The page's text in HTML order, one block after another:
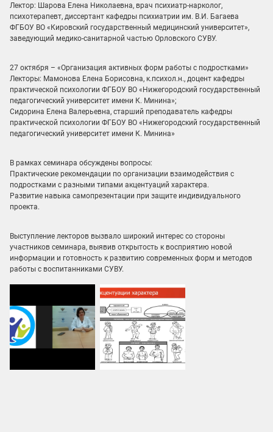
Лектор: Шарова Елена Николаевна, врач психиатр-нарколог,
психотерапевт, диссертант кафедры психиатрии им. В.И. Багаева
ФГБОУ ВО «Кировский государственный медицинский университет»,
заведующий медико-санитарной частью Орловского СУВУ.
27 октября – «Организация активных форм работы с подростками»
Лекторы: Мамонова Елена Борисовна, к.психол.н., доцент кафедры
практической психологии ФГБОУ ВО «Нижегородский государственный
педагогический университет имени К. Минина»;
Сидорина Елена Валерьевна, старший преподаватель кафедры
практической психологии ФГБОУ ВО «Нижегородский государственный
педагогический университет имени К. Минина»
В рамках семинара обсуждены вопросы:
Практические рекомендации по организации взаимодействия с
подростками с разными типами акцентуаций характера.
Развитие навыка самопрезентации при защите индивидуального
проекта.
Выступление лекторов вызвало широкий интерес со стороны
участников семинара, выявив открытость к восприятию новой
информации и готовность к развитию современных форм и методов
работы с воспитанниками СУВУ.